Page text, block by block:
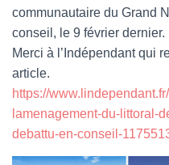
communautaire du Grand
conseil, le 9 février dernier.
Merci à l’Indépendant qui
article.
https://
lamenagement-du-littoral-
debattu-en-conseil-